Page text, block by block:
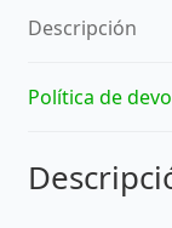
cantidad
Descripción
Política de